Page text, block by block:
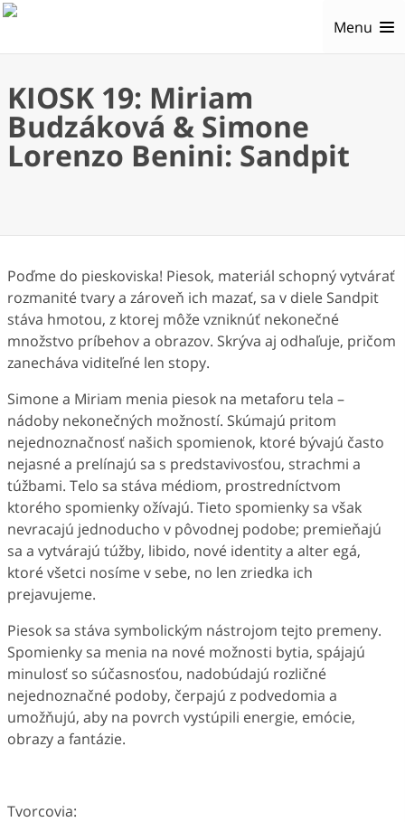
Menu
KIOSK 19: Miriam
Budzáková & Simone
Lorenzo Benini: Sandpit
Poďme do pieskoviska! Piesok, materiál schopný vytvárať
rozmanité tvary a zároveň ich mazať, sa v diele Sandpit
stáva hmotou, z ktorej môže vzniknúť nekonečné
množstvo príbehov a obrazov. Skrýva aj odhaľuje, pričom
zanecháva viditeľné len stopy.
Simone a Miriam menia piesok na metaforu tela –
nádoby nekonečných možností. Skúmajú pritom
nejednoznačnosť našich spomienok, ktoré bývajú často
nejasné a prelínajú sa s predstavivosťou, strachmi a
túžbami. Telo sa stáva médiom, prostredníctvom
ktorého spomienky ožívajú. Tieto spomienky sa však
nevracajú jednoducho v pôvodnej podobe; premieňajú
sa a vytvárajú túžby, libido, nové identity a alter egá,
ktoré všetci nosíme v sebe, no len zriedka ich
prejavujeme.
Piesok sa stáva symbolickým nástrojom tejto premeny.
Spomienky sa menia na nové možnosti bytia, spájajú
minulosť so súčasnosťou, nadobúdajú rozličné
nejednoznačné podoby, čerpajú z podvedomia a
umožňujú, aby na povrch vystúpili energie, emócie,
obrazy a fantázie.
Tvorcovia: